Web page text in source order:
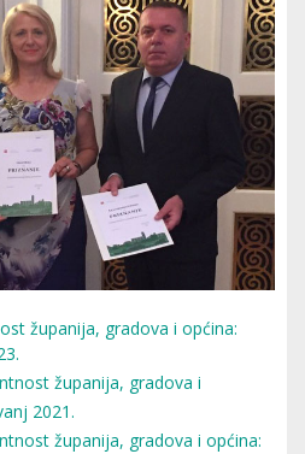
županija, gradova i općina:
županija, gradova i
2021.
županija, gradova i općina: